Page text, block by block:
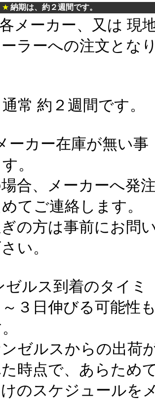
★ 納期は、約２週間です。
メーカー、又は 現
ラーへの注文とな
常 約２週間です。
ーカー在庫が無い事
。
、メーカーへ発
てご連絡します。
方は事前にお問
さい。
ゼルス到着のタイミ
３日伸びる可能性
ルスからの出荷
時点で、あらため
スケジュールを